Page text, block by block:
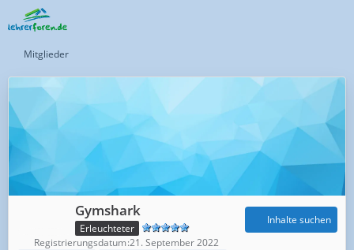
Mitglieder
Gymshark
Erleuchteter
Inhalte suchen
Registrierungsdatum 21. September 2022